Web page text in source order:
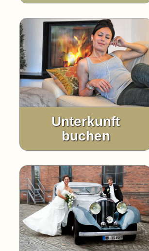
Unterkunft
buchen